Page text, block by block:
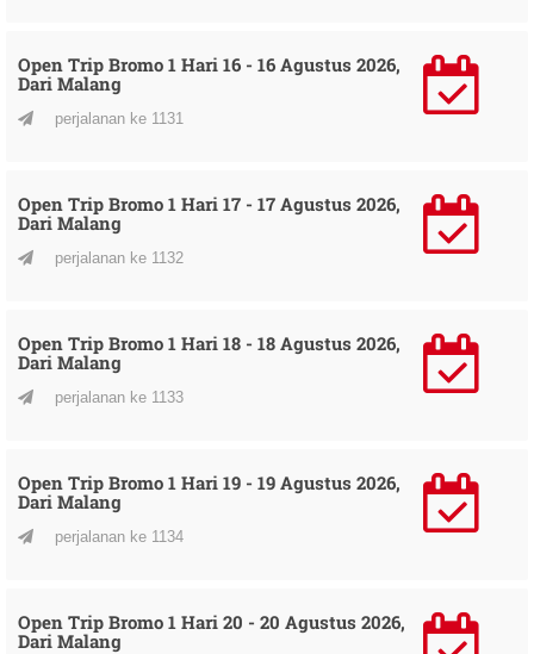
Open Trip Bromo 1 Hari 16 - 16 Agustus 2026,
Dari Malang
perjalanan ke 1131
Open Trip Bromo 1 Hari 17 - 17 Agustus 2026,
Dari Malang
perjalanan ke 1132
Open Trip Bromo 1 Hari 18 - 18 Agustus 2026,
Dari Malang
perjalanan ke 1133
Open Trip Bromo 1 Hari 19 - 19 Agustus 2026,
Dari Malang
perjalanan ke 1134
Open Trip Bromo 1 Hari 20 - 20 Agustus 2026,
Dari Malang